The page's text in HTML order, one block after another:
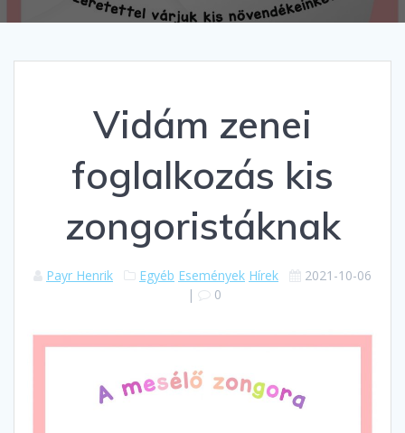
Vidám zenei
foglalkozás kis
zongoristáknak
Payr Henrik Egyéb Események Hírek
2021-10-06
|
0